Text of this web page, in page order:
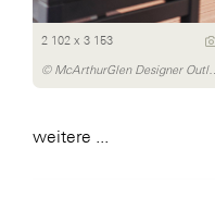
2 102 x 3 153
© McArthurGlen Designer Outlet Parndorf/Dávid Bártfay
weitere ...